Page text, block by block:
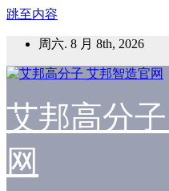
跳至内容
周六. 8 月 8th, 2026
艾邦高分
网